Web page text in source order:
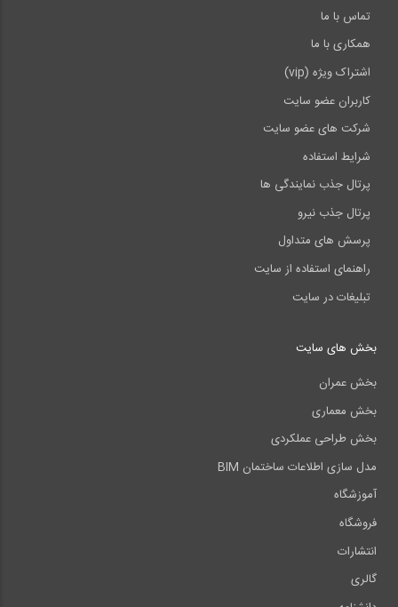
تماس با ما
همکاری با ما
اشتراک ویژه (vip)
کاربران عضو سایت
شرکت های عضو سایت
شرایط استفاده
پرتال جذب نمایندگی ها
پرتال جذب نیرو
پرسش های متداول
راهنمای استفاده از سایت
تبلیغات در سایت
بخش های سایت
بخش عمران
بخش معماری
بخش طراحی عملکردی
مدل سازی اطلاعات ساختمان BIM
آموزشگاه
فروشگاه
انتشارات
گالری